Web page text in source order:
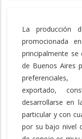
La producción
promocionada
principalmente
de Buenos Aires
exportado,
desarrollarse en
particular y con
por su bajo nivel